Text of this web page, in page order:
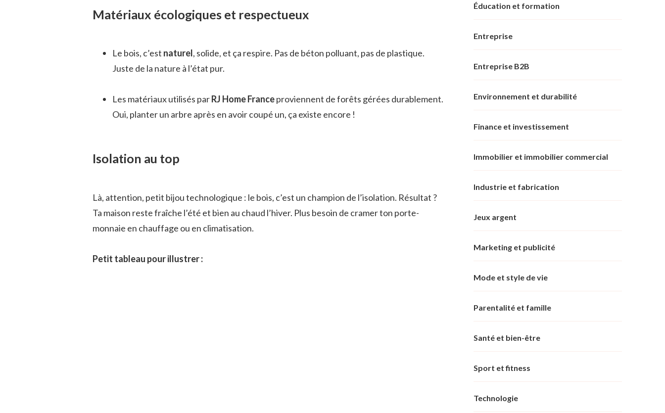
Matériaux écologiques et respectueux
Le bois, c’est naturel, solide, et ça respire. Pas de béton polluant, pas de plastique.
Juste de la nature à l’état pur.
Les matériaux utilisés parRJ Home Franceproviennent de forêts gérées durablement.
Oui, planter un arbre après en avoir coupé un, ça existe encore !
Isolation au top
Là, attention, petit bijou technologique : le bois, c’est un champion de l’isolation. Résultat ?
Ta maison reste fraîche l’été et bien au chaud l’hiver. Plus besoin de cramer ton porte-
monnaie en chauffage ou en climatisation.
Petit tableau pour illustrer :
Éducation et formation
Entreprise
Entreprise B2B
Environnement et durabilité
Finance et investissement
Immobilier et immobilier commercial
Industrie et fabrication
Jeux argent
Marketing et publicité
Mode et style de vie
Parentalité et famille
Santé et bien-être
Sport et fitness
Technologie